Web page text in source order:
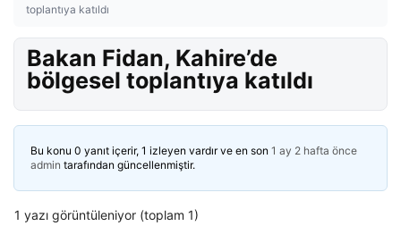
toplantıya katıldı
Bakan Fidan, Kahire’de
bölgesel toplantıya katıldı
Bu konu 0 yanıt içerir, 1 izleyen vardır ve en son 1 ay 2 hafta önce
admin tarafından güncellenmiştir.
1 yazı görüntüleniyor (toplam 1)